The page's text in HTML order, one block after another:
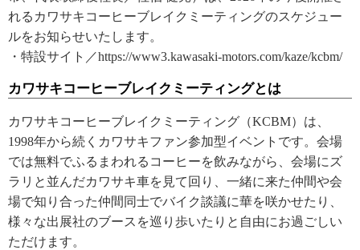
れるカワサキコーヒーブレイクミーティングのスケジュー
ルをお知らせいたします。
・特設サイト／https://www3.kawasaki-motors.com/kaze/kcbm/
カワサキコーヒーブレイクミーティングとは
カワサキコーヒーブレイクミーティング（KCBM）は、
1998年から続くカワサキファン参加型イベントです。会場
では無料でふるまわれるコーヒーを飲みながら、会場にズ
ラリと並んだカワサキ車を見て回り、一緒に来た仲間や会
場で知り合った仲間同士でバイク談議に華を咲かせたり、
様々な出展社のブースを巡り歩いたりと自由にお過ごしい
ただけます。